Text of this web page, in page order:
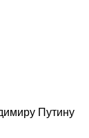
Путину